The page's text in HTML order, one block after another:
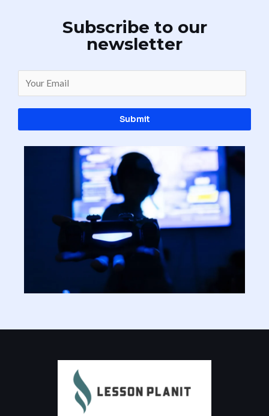
Subscribe to our
newsletter
Submit